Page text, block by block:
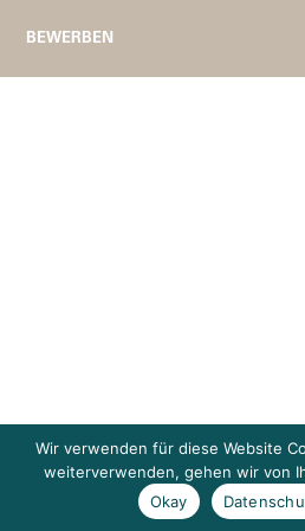
BEWERBEN
Wir verwenden für diese Website
weiterverwenden, gehen wir von
Okay